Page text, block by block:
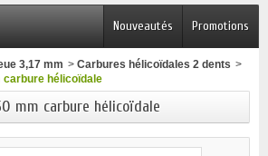
Promotions
Nouveautés
3,17 mm > Carbures hélicoïdales 2 dents >
carbure hélicoïdale
mm carbure hélicoïdale